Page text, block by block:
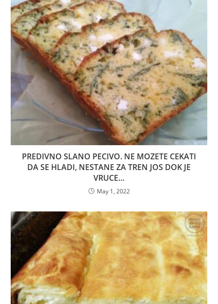
PREDIVNO SLANO PECIVO. NE MOZETE CEKATI
DA SE HLADI, NESTANE ZA TREN JOS DOK JE
VRUCE…
May 1, 2022